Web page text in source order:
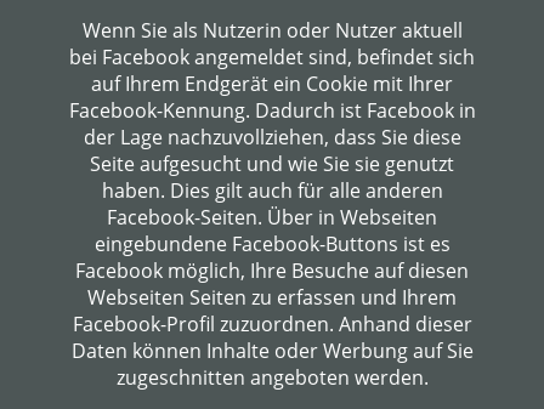
Wenn Sie als Nutzerin oder Nutzer aktuell
bei Facebook angemeldet sind, befindet sich
auf Ihrem Endgerät ein Cookie mit Ihrer
Facebook-Kennung. Dadurch ist Facebook in
der Lage nachzuvollziehen, dass Sie diese
Seite aufgesucht und wie Sie sie genutzt
haben. Dies gilt auch für alle anderen
Facebook-Seiten. Über in Webseiten
eingebundene Facebook-Buttons ist es
Facebook möglich, Ihre Besuche auf diesen
Webseiten Seiten zu erfassen und Ihrem
Facebook-Profil zuzuordnen. Anhand dieser
Daten können Inhalte oder Werbung auf Sie
zugeschnitten angeboten werden.